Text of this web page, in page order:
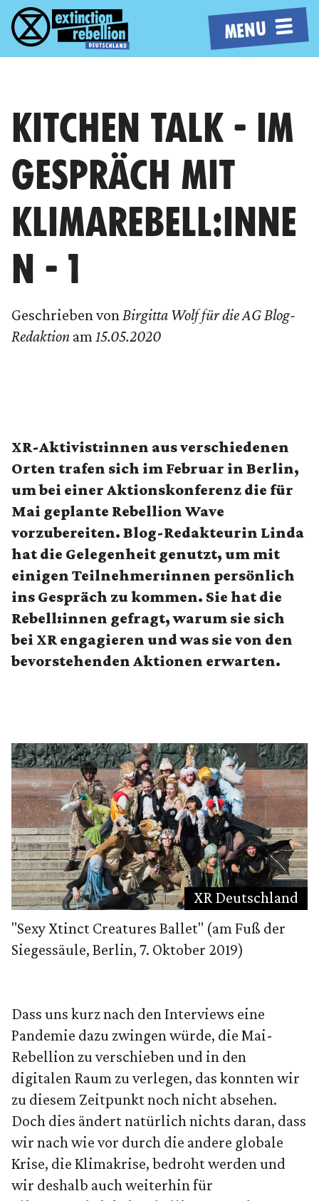
MENU
KITCHEN TALK - IM
GESPRÄCH MIT
KLIMAREBELL:INNE
N - 1
Geschrieben von Birgitta Wolf für die AG Blog-
Redaktion am 15.05.2020
XR-Aktivist:innen aus verschiedenen
Orten trafen sich im Februar in Berlin,
um bei einer Aktionskonferenz die für
Mai geplante Rebellion Wave
vorzubereiten. Blog-Redakteurin Linda
hat die Gelegenheit genutzt, um mit
einigen Teilnehmer:innen persönlich
ins Gespräch zu kommen. Sie hat die
Rebell:innen gefragt, warum sie sich
bei XR engagieren und was sie von den
bevorstehenden Aktionen erwarten.
XR Deutschland
"Sexy Xtinct Creatures Ballet" (am Fuß der
Siegessäule, Berlin, 7. Oktober 2019)
Dass uns kurz nach den Interviews eine
Pandemie dazu zwingen würde, die Mai-
Rebellion zu verschieben und in den
digitalen Raum zu verlegen, das konnten wir
zu diesem Zeitpunkt noch nicht absehen.
Doch dies ändert natürlich nichts daran, dass
wir nach wie vor durch die andere globale
Krise, die Klimakrise, bedroht werden und
wir deshalb auch weiterhin für